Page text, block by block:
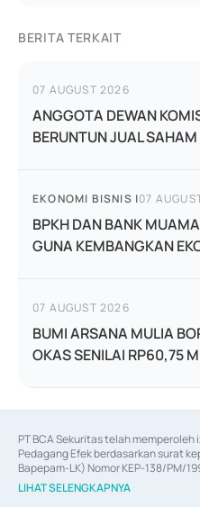
BERITA TERKAIT
07 AUGUST 2026
ANGGOTA DEWAN
BERUNTUN JUAL
EKONOMI BISNIS |07
BPKH DAN BANK
GUNA KEMBANGKAN
07 AUGUST 2026
BUMI ARSANA MULIA
OKAS SENILAI RP60,75
PT BCA Sekuritas telah
Pedagang Efek berdasarkan surat
Bapepam-LK) Nomor KEP-138/PM/
06/D.04/2014 tanggal 28 Februari
Efek berdasarkan surat keputusan
LIHAT SELENGKAPNYA